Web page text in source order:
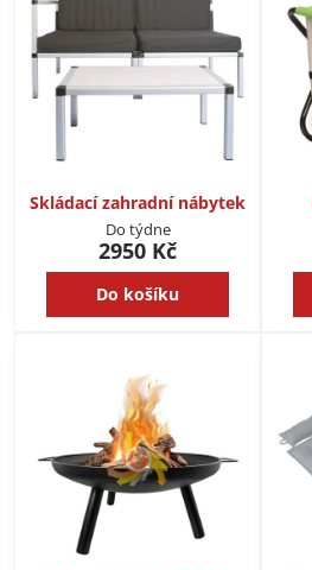
Skládací zahradní nábytek
Do týdne
2950 Kč
Do košíku